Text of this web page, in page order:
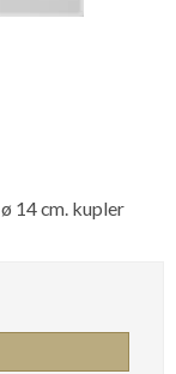
14 cm. kupler